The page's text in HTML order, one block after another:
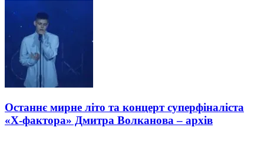
Останнє мирне літо та концерт суперфіналіста
«Х-фактора» Дмитра Волканова – архів